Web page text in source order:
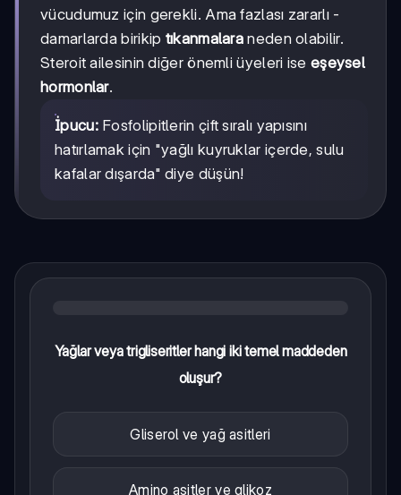
vücudumuz için gerekli. Ama fazlası zararlı -
damarlarda birikip tıkanmalara neden olabilir.
Steroit ailesinin diğer önemli üyeleri ise eşeysel
hormonlar.
İpucu:Fosfolipitlerin çift sıralı yapısını
hatırlamak için "yağlı kuyruklar içerde, sulu
kafalar dışarda" diye düşün!
Yağlar veya trigliseritler hangi iki temel maddeden
oluşur?
Gliserol ve yağ asitleri
Amino asitler ve glikoz